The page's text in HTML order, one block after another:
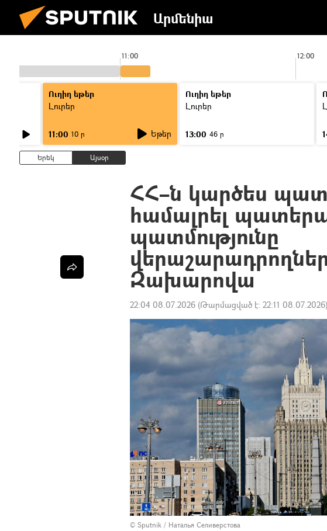
Արմենիա
11:00 12:00
Ուղիղ եթեր
Լուրեր
11:00 10 ր Եթեր
Ուղիղ եթեր
Լուրեր
13:00 46 ր
Երեկ Այսօր
ՀՀ–ն կարծես
համալրել
պատմությունը
Զախարովա
22:04 08.07.2026 (Թարմացված է: 22:11 08.07.2026)
© Sputnik / Наталья Селиверстова